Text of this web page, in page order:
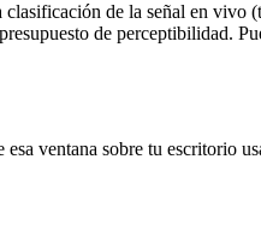
clasificación de la señal en vivo
de perceptibilidad.
ventana sobre tu escritorio